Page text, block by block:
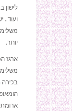
לישון
ועוד..
יותר.
ארגז
בכירה